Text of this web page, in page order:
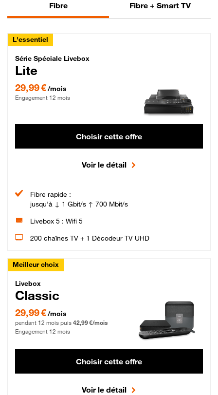
Fibre Fibre + Smart TV
L'essentiel
Série Spéciale Livebox Lite Fibre
Série Spéciale Livebox
Lite
29,99 €/mois
Engagement 12 mois
Choisir cette offre
Voir le détail
Fibre rapide :
jusqu'à ↓ 1 Gbit/s ↑ 700 Mbit/s
Livebox 5 : Wifi 5
200 chaînes TV + 1 Décodeur TV UHD
Meilleur choix
Livebox Classic Fibre
Livebox
Classic
29,99 € par mois pendant 12 mois puis 42,99 € par mois, Engagement 12 mois
29,99 €/mois
pendant 12 mois puis 42,99 €/mois
Engagement 12 mois
Choisir cette offre
Voir le détail